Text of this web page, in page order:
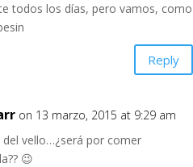
todos los días, pero vamos, como
Reply
on 13 marzo, 2015 at 9:29 am
vello…¿será por comer
😉